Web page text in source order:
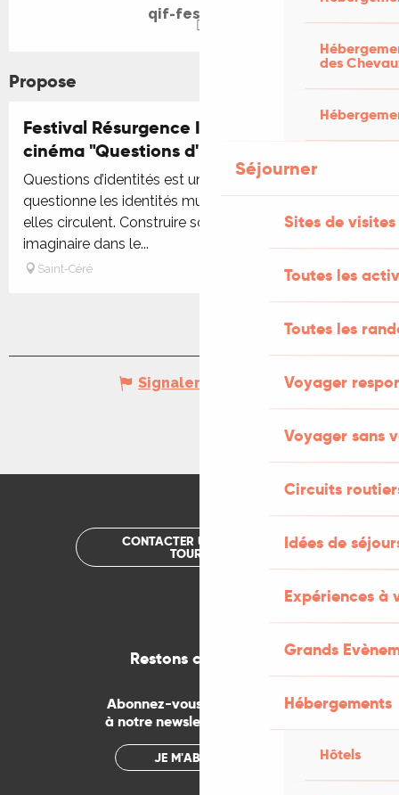
des
Séjourner
Sites de visites
Toutes les
Toutes les
Voyager
Voyager sans
Circuits
Idées de
Expériences à
Grands
Hébergements
Hôtels
qif-festival.fr
Propose
Festival Résurgence IX : Festival de
cinéma "Questions d'identités festival"
Questions d’identités est un festival de cinéma qui
questionne les identités multiples et la façon dont
elles circulent. Construire son identité et son
imaginaire dans le...
Saint-Céré
Signaler une erreur
CONTACTER UN OFFICE DE
TOURISME
Restons connectés
Abonnez-vous gratuitement
à notre newsletter mensuelle
JE M'ABONNE